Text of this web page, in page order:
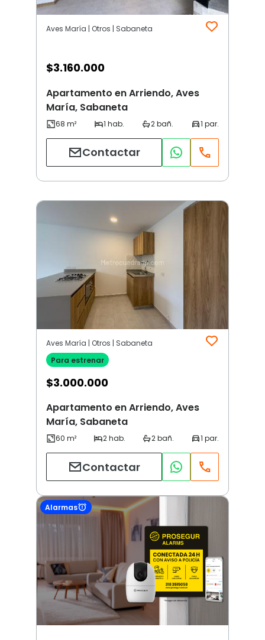
Aves María | Otros | Sabaneta
$3.160.000
Apartamento en Arriendo, Aves
María, Sabaneta
Contactar
Aves María | Otros | Sabaneta
Para estrenar
$3.000.000
Apartamento en Arriendo, Aves
María, Sabaneta
Contactar
Alarmas